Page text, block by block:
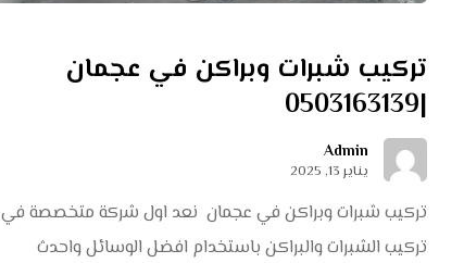
تركيب شبرات وبراكن في عجمان
|0503163139
Admin
يناير 13, 2025
تركيب شبرات وبراكن في عجمان نعد اول شركة متخصصة في
تركيب الشبرات والبراكن باستخدام افضل الوسائل واحدث